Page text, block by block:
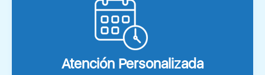
Atención Personalizada